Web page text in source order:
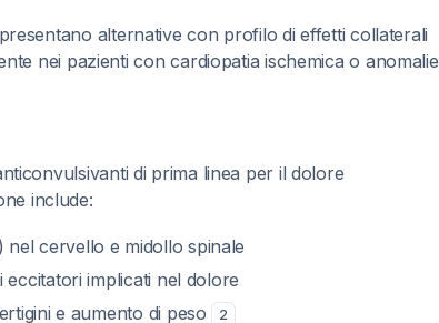
alternative con profilo di effetti collaterali
nei pazienti con cardiopatia ischemica o anomalie
di prima linea per il dolore
include:
nel cervello e midollo spinale
implicati nel dolore
e aumento di peso
2